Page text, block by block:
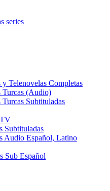
series
y Telenovelas Completas
Turcas (Audio)
Subtituladas
Subtituladas
Audio Español, Latino
Sub Español